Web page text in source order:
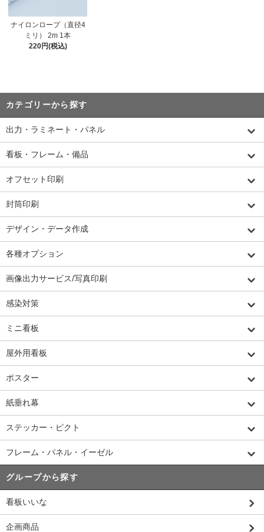
ナイロンロープ（直径4
ミリ） 2m 1本
220円(税込)
カテゴリーから探す
出力・ラミネート・パネル
看板・フレーム・備品
オフセット印刷
封筒印刷
デザイン・データ作成
各種オプション
画像出力サービス/写真印刷
感染対策
ミニ看板
屋外用看板
ポスター
紙垂れ幕
ステッカー・ピクト
フレーム・パネル・イーゼル
グループから探す
看板いいな
企画商品